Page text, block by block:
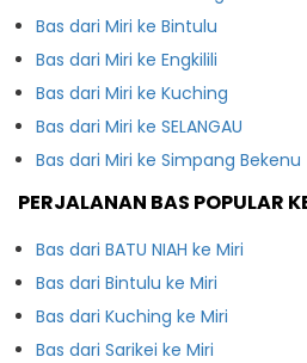
Bas dari Miri ke Bintulu
Bas dari Miri ke Engkilili
Bas dari Miri ke Kuching
Bas dari Miri ke SELANGAU
Bas dari Miri ke Simpang Bekenu
PERJALANAN BAS POPULAR
Bas dari BATU NIAH ke Miri
Bas dari Bintulu ke Miri
Bas dari Kuching ke Miri
Bas dari Sarikei ke Miri